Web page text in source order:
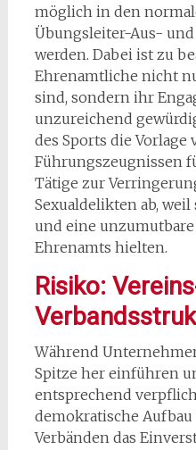
möglich in den
Übungsleiter-Aus-
werden. Dabei ist zu
Ehrenamtliche nicht
sind, sondern ihr
unzureichend
des Sports die Vorlage
Führungszeugnissen
Tätige zur
Sexualdelikten ab,
und eine
Ehrenamts hielten.
Risiko:
Während
Spitze her einführen
entsprechend
demokratische
Verbänden das